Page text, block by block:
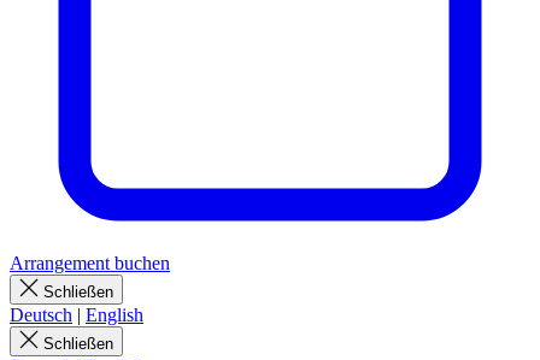
Arrangement buchen
Schließen
Deutsch | English
Schließen